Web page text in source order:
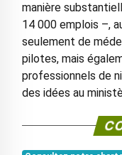
manière
14 000 emplois –,
seulement de
pilotes, mais
professionnels de
des idées au